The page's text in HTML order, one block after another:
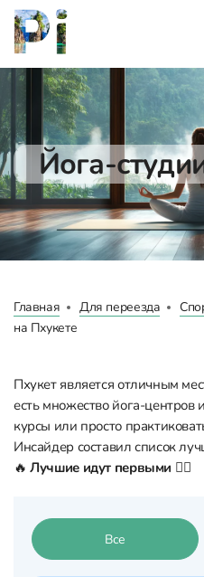
Йога-
Главная Для переезда
на Пхукете
Пхукет является отличным
есть множество йога-центров
курсы или просто
Инсайдер составил список
🔥Лучшие идут первыми 👇🏼
Все